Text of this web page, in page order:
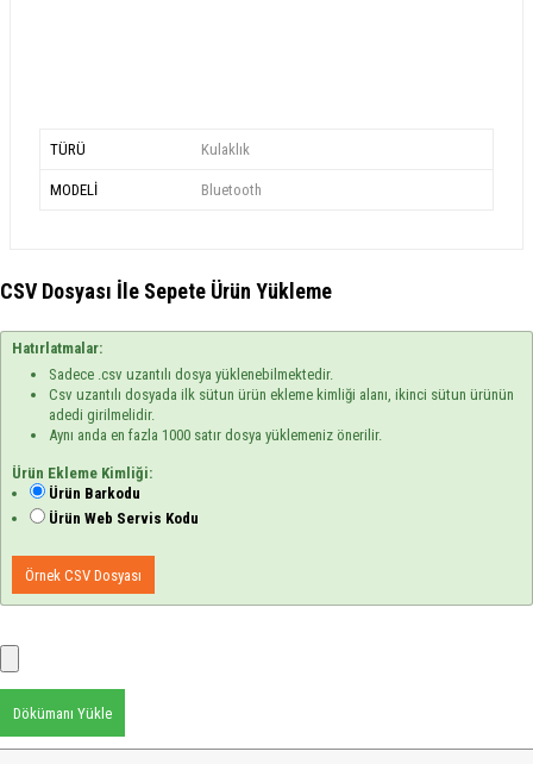
TÜRÜ Kulaklık
MODELİ Bluetooth
CSV Dosyası İle Sepete Ürün Yükleme
Hatırlatmalar:
Sadece .csv uzantılı dosya yüklenebilmektedir.
Csv uzantılı dosyada ilk sütun ürün ekleme kimliği alanı, ikinci sütun ürünün
adedi girilmelidir.
Aynı anda en fazla 1000 satır dosya yüklemeniz önerilir.
Ürün Ekleme Kimliği:
Ürün Barkodu
Ürün Web Servis Kodu
Örnek CSV Dosyası
Dökümanı Yükle